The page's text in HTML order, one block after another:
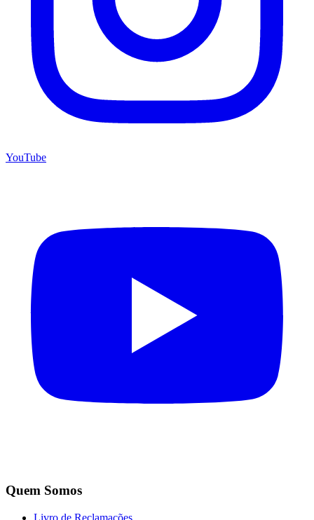
YouTube
Quem Somos
Livro de Reclamações